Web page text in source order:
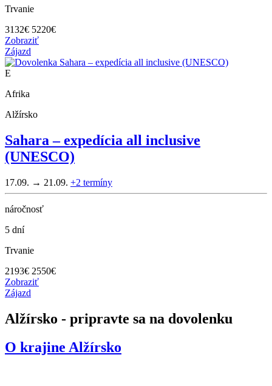
Trvanie
3132€ 5220€
Zobraziť
Zájazd
E
Afrika
Alžírsko
Sahara – expedícia all inclusive
(UNESCO)
17.09. → 21.09. +2 termíny
náročnosť
5 dní
Trvanie
2193€ 2550€
Zobraziť
Zájazd
Alžírsko - pripravte sa na dovolenku
O krajine Alžírsko